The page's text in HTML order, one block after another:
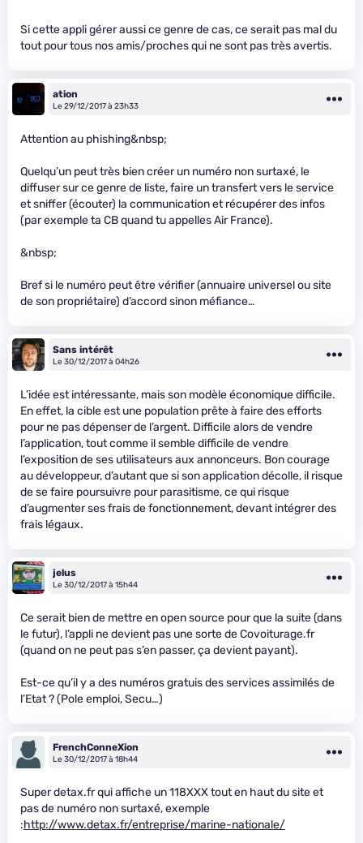
Si cette appli gérer aussi ce genre de cas, ce serait pas mal du
tout pour tous nos amis/proches qui ne sont pas très avertis.
ation
Le 29/12/2017 à 23h33
Attention au phishing&nbsp;
Quelqu’un peut très bien créer un numéro non surtaxé, le
diffuser sur ce genre de liste, faire un transfert vers le service
et sniffer (écouter) la communication et récupérer des infos
(par exemple ta CB quand tu appelles Air France).
&nbsp;
Bref si le numéro peut être vérifier (annuaire universel ou site
de son propriétaire) d’accord sinon méfiance…
Sans intérêt
Le 30/12/2017 à 04h26
L’idée est intéressante, mais son modèle économique difficile.
En effet, la cible est une population prête à faire des efforts
pour ne pas dépenser de l’argent. Difficile alors de vendre
l’application, tout comme il semble difficile de vendre
l’exposition de ses utilisateurs aux annonceurs. Bon courage
au développeur, d’autant que si son application décolle, il risque
de se faire poursuivre pour parasitisme, ce qui risque
d’augmenter ses frais de fonctionnement, devant intégrer des
frais légaux.
jelus
Le 30/12/2017 à 15h44
Ce serait bien de mettre en open source pour que la suite (dans
le futur), l’appli ne devient pas une sorte de Covoiturage.fr
(quand on ne peut pas s’en passer, ça devient payant).
Est-ce qu’il y a des numéros gratuis des services assimilés de
l’Etat ? (Pole emploi, Secu…)
FrenchConneXion
Le 30/12/2017 à 18h44
Super detax.fr qui affiche un 118XXX tout en haut du site et
pas de numéro non surtaxé, exemple
:http://www.detax.fr/entreprise/marine-nationale/